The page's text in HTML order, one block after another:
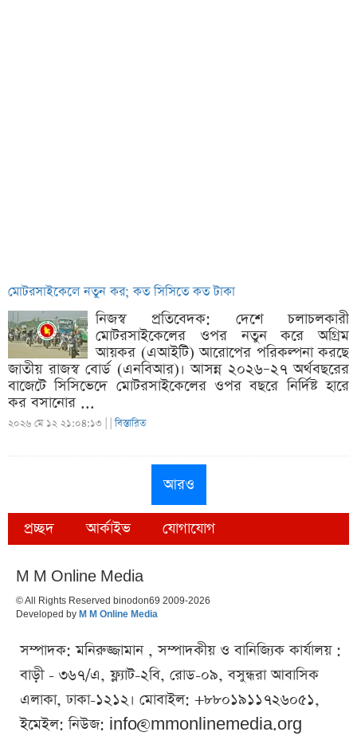
মোটরসাইকেলে নতুন কর; কত সিসিতে কত টাকা
নিজস্ব প্রতিবেদক: দেশে চলাচলকারী
মোটরসাইকেলের ওপর নতুন করে অগ্রিম
আয়কর (এআইটি) আরোপের পরিকল্পনা করছে
জাতীয় রাজস্ব বোর্ড (এনবিআর)। আসন্ন ২০২৬–২৭ অর্থবছরের
বাজেটে সিসিভেদে মোটরসাইকেলের ওপর বছরে নির্দিষ্ট হারে
কর বসানোর ...
২০২৬ মে ১২ ২১:০৪:১৩ | |বিস্তারিত
আরও
প্রচ্ছদ আর্কাইভ যোগাযোগ
M M Online Media
© All Rights Reserved binodon69 2009-2026
Developed by M M Online Media
সম্পাদক: মনিরুজ্জামান , সম্পাদকীয় ও বানিজ্যিক কার্যালয় :
বাড়ী - ৩৬৭/এ, ফ্ল্যাট-২বি, রোড-০৯, বসুন্ধরা আবাসিক
এলাকা, ঢাকা-১২১২। মোবাইল: +৮৮০১৯১১৭২৬০৫১,
ইমেইল: নিউজ: info@mmonlinemedia.org